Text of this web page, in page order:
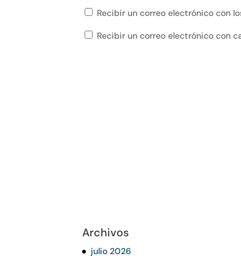
Recibir un correo electrónico con
Recibir un correo electrónico con
Archivos
julio 2026